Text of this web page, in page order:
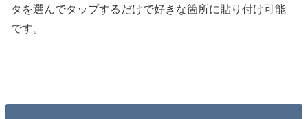
タを選んでタップするだけで好きな箇所に貼り付け可能
です。